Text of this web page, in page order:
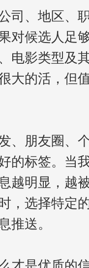
司、地区、
对候选人足
电影类型及
大的活，但
、朋友圈、
的标签。当
越明显，越
，选择特定
推送。